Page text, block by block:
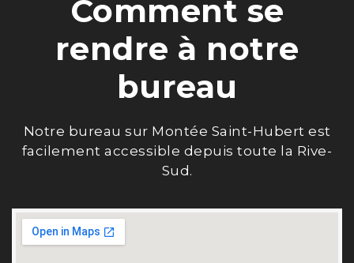
Comment se
rendre à notre
bureau
Notre bureau sur Montée Saint-Hubert est
facilement accessible depuis toute la Rive-
Sud.